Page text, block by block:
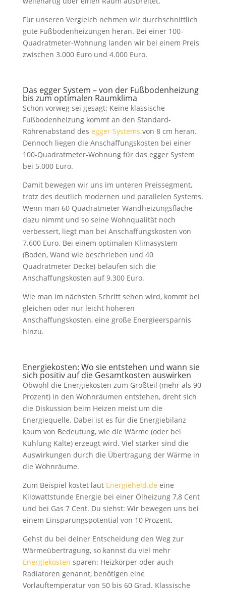
Für unseren Vergleich nehmen wir durchschnittlich
gute Fußbodenheizungen heran. Bei einer 100-
Quadratmeter-Wohnung landen wir bei einem Preis
zwischen 3.000 Euro und 4.000 Euro.
Das egger System – von der Fußbodenheizung
bis zum optimalen Raumklima
Schon vorweg sei gesagt: Keine klassische
Fußbodenheizung kommt an den Standard-
Röhrenabstand des egger Systems von 8 cm heran.
Dennoch liegen die Anschaffungskosten bei einer
100-Quadratmeter-Wohnung für das egger System
bei 5.000 Euro.
Damit bewegen wir uns im unteren Preissegment,
trotz des deutlich modernen und parallelen Systems.
Wenn man 60 Quadratmeter Wandheizungsfläche
dazu nimmt und so seine Wohnqualität noch
verbessert, liegt man bei Anschaffungskosten von
7.600 Euro. Bei einem optimalen Klimasystem
(Boden, Wand wie beschrieben und 40
Quadratmeter Decke) belaufen sich die
Anschaffungskosten auf 9.300 Euro.
Wie man im nächsten Schritt sehen wird, kommt bei
gleichen oder nur leicht höheren
Anschaffungskosten, eine große Energieersparnis
hinzu.
Energiekosten: Wo sie entstehen und wann sie
sich positiv auf die Gesamtkosten auswirken
Obwohl die Energiekosten zum Großteil (mehr als 90
Prozent) in den Wohnräumen entstehen, dreht sich
die Diskussion beim Heizen meist um die
Energiequelle. Dabei ist es für die Energiebilanz
kaum von Bedeutung, wie die Wärme (oder bei
Kühlung Kälte) erzeugt wird. Viel stärker sind die
Auswirkungen durch die Übertragung der Wärme in
die Wohnräume.
Zum Beispiel kostet laut Energieheld.de eine
Kilowattstunde Energie bei einer Ölheizung 7,8 Cent
und bei Gas 7 Cent. Du siehst: Wir bewegen uns bei
einem Einsparungspotential von 10 Prozent.
Gehst du bei deiner Entscheidung den Weg zur
Wärmeübertragung, so kannst du viel mehr
Energiekosten sparen: Heizkörper oder auch
Radiatoren genannt, benötigen eine
Vorlauftemperatur von 50 bis 60 Grad. Klassische